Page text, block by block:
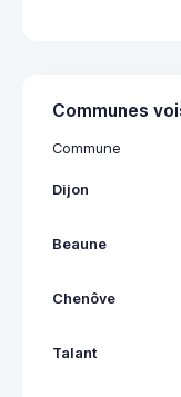
Communes
Commune
Dijon
Beaune
Chenôve
Talant